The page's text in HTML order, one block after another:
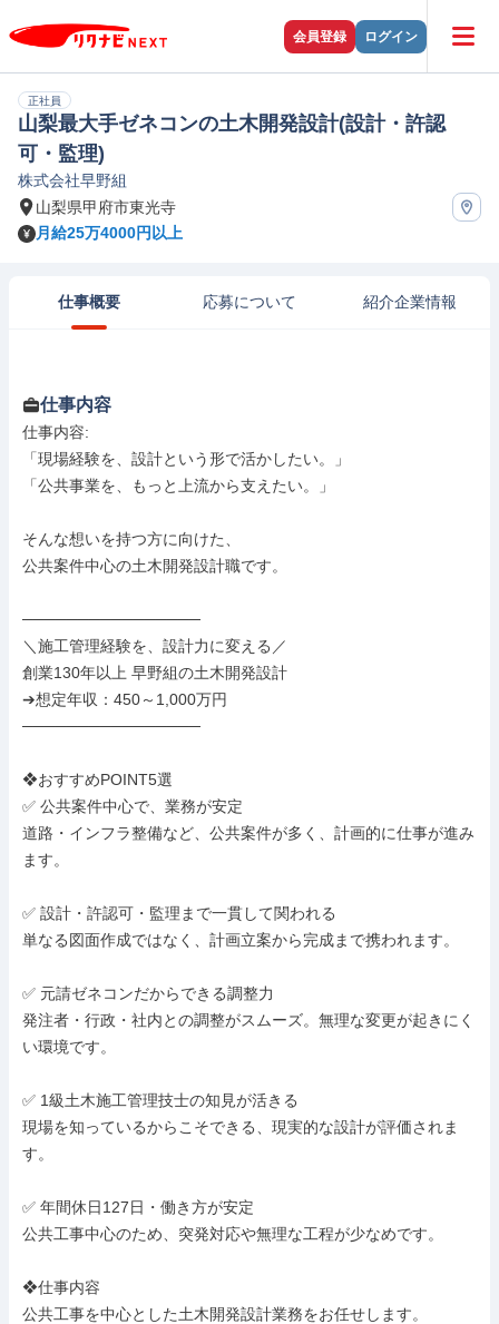
会員登録 ログイン
正社員
山梨最大手ゼネコンの土木開発設計(設計・許認
可・監理)
株式会社早野組
山梨県甲府市東光寺
月給25万4000円以上
仕事概要 応募について 紹介企業情報
仕事内容
仕事内容:
「現場経験を、設計という形で活かしたい。」
「公共事業を、もっと上流から支えたい。」
そんな想いを持つ方に向けた、
公共案件中心の土木開発設計職です。
────────────────
＼施工管理経験を、設計力に変える／
創業130年以上 早野組の土木開発設計
➔想定年収：450～1,000万円
────────────────
❖おすすめPOINT5選
✅ 公共案件中心で、業務が安定
道路・インフラ整備など、公共案件が多く、計画的に仕事が進み
ます。
✅ 設計・許認可・監理まで一貫して関われる
単なる図面作成ではなく、計画立案から完成まで携われます。
✅ 元請ゼネコンだからできる調整力
発注者・行政・社内との調整がスムーズ。無理な変更が起きにく
い環境です。
✅ 1級土木施工管理技士の知見が活きる
現場を知っているからこそできる、現実的な設計が評価されま
す。
✅ 年間休日127日・働き方が安定
公共工事中心のため、突発対応や無理な工程が少なめです。
❖仕事内容
公共工事を中心とした土木開発設計業務をお任せします。